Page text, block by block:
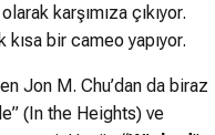
karşımıza çıkıyor.
bir cameo yapıyor.
Jon M. Chu’dan da biraz
(In the Heights) ve